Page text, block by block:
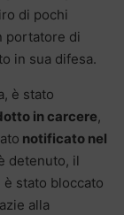
di pochi
portatore di
in sua difesa.
è stato
in carcere,
notificato nel
detenuto, il
è stato bloccato
alla